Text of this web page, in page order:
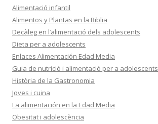
Alimentació infantil
Alimentos y Plantas en la Biblia
Decàleg en l’alimentació dels adolescents
Dieta per a adolescents
Enlaces Alimentación Edad Media
Guia de nutrició i alimentació per a adolescents
Història de la Gastronomia
Joves i cuina
La alimentación en la Edad Media
Obesitat i adolescència